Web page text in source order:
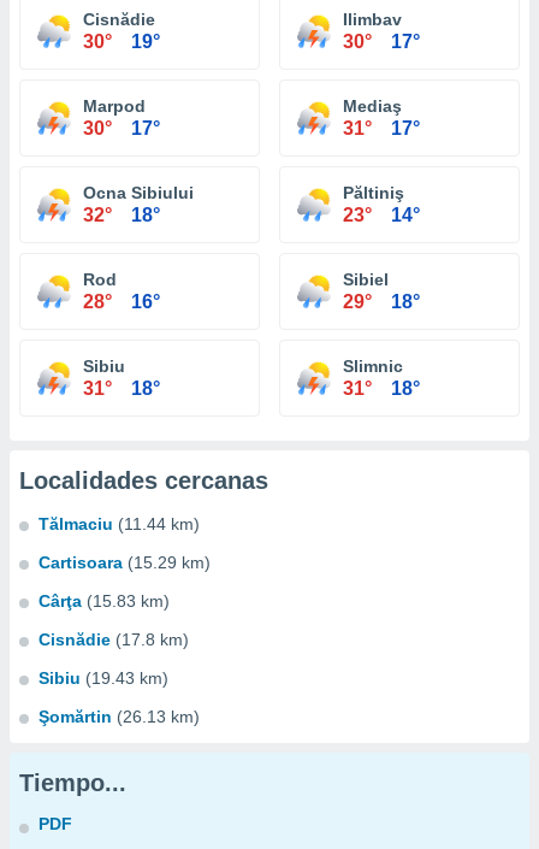
Cisnădie
30° 19°
Ilimbav
30° 17°
Marpod
30° 17°
Mediaş
31° 17°
Ocna Sibiului
32° 18°
Păltiniş
23° 14°
Rod
28° 16°
Sibiel
29° 18°
Sibiu
31° 18°
Slimnic
31° 18°
Localidades cercanas
Tălmaciu (11.44 km)
Cartisoara (15.29 km)
Cârţa (15.83 km)
Cisnădie (17.8 km)
Sibiu (19.43 km)
Şomărtin (26.13 km)
Tiempo...
PDF